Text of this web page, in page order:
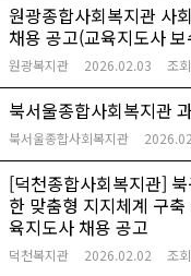
원광종합사회복지관 사
채용 공고(교육지도사
원광복지관 2026.02.03 조
북서울종합사회복지관
북서울종합사회복지관
[덕천종합사회복지관]
한 맞춤형 지지체계 구
육지도사 채용 공고
덕천복지관 2026.02.02 조